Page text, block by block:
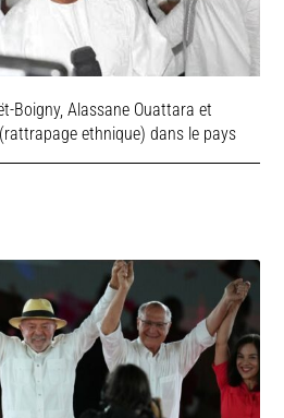
Boigny, Alassane Ouattara et
ethnique) dans le pays